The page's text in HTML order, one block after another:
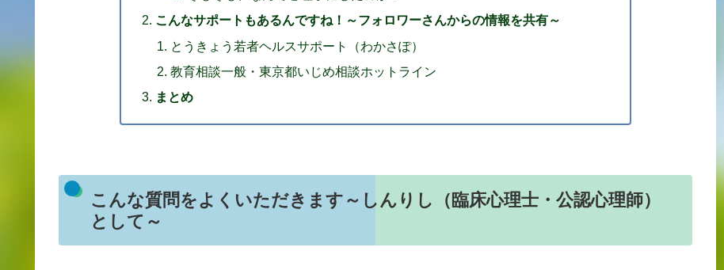
こんなサポートもあるんですね！～フォロワーさんからの情報を共有～
とうきょう若者ヘルスサポート（わかさぽ）
教育相談一般・東京都いじめ相談ホットライン
まとめ
こんな質問をよくいただきます～しんりし（臨床心理士・公認心理師）
として～